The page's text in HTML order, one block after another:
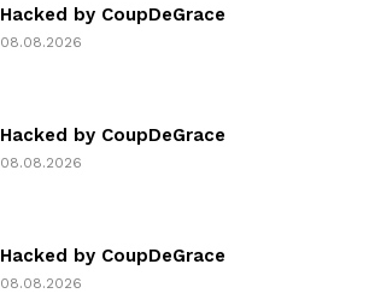
Hacked by CoupDeGrace
08.08.2026
Hacked by CoupDeGrace
08.08.2026
Hacked by CoupDeGrace
08.08.2026